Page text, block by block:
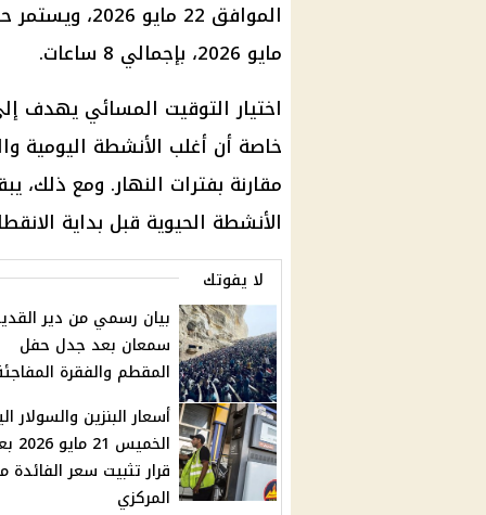
مايو 2026، بإجمالي 8 ساعات.
اختيار التوقيت المسائي يهدف
خاصة أن أغلب الأنشطة اليومية
مقارنة بفترات النهار. ومع
الأنشطة الحيوية قبل بداية
لا يفوتك
بيان رسمي من دير
سمعان بعد جدل حفل
المقطم والفقرة
أسعار البنزين والسولار
الخميس
قرار تثبيت سعر الفائدة
المركزي